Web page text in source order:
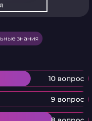
знания
10 вопрос
9 вопрос